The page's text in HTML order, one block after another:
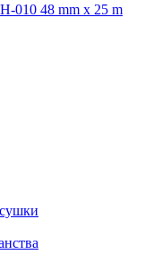
010 48 mm x 25 m